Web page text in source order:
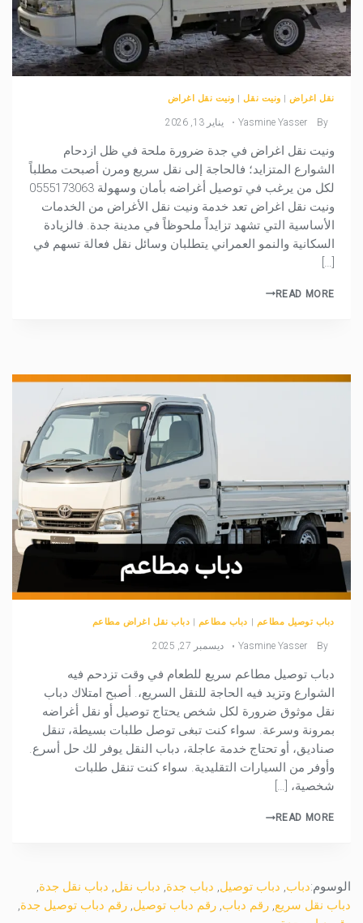
نقل اغراض| ونيت نقل| ونيت نقل اغراض
By
Yasmine Yasser يناير 13, 2026
ونيت نقل اغراض في جدة ضرورة ملحة في ظل ازدحام
الشوارع المتزايد؛ فالحاجة إلى نقل سريع ومرن أصبحت مطلباً
لكل من يرغب في توصيل أغراضه بأمان وسهولة 0555173063
ونيت نقل اغراض تعد خدمة ونيت نقل الأغراض من الخدمات
الأساسية التي تشهد تزايداً ملحوظاً في مدينة جدة. فالزيادة
السكانية والنمو العمراني يتطلبان وسائل نقل فعالة تسهم في
[…]
READ MORE
دباب توصيل مطاعم دباب مطاعم دباب نقل اغراض مطاعم
By
Yasmine Yasser ديسمبر 27, 2025
دباب توصيل مطاعم سريع للطعام في وقت تزدحم فيه
الشوارع وتزيد فيه الحاجة للنقل السريع،. أصبح امتلاك دباب
نقل موثوق ضرورة لكل شخص يحتاج توصيل أو نقل أغراضه
بمرونة وسرعة. سواء كنت تبغى توصل طلبات بسيطة، تنقل
صناديق، أو تحتاج خدمة عاجلة، دباب النقل يوفر لك حل أسرع.
وأوفر من السيارات التقليدية. سواء كنت تنقل طلبات
شخصية، […]
READ MORE
الوسوم:دباب, دباب توصيل, دباب جدة, دباب نقل, دباب نقل جدة,
دباب نقل سريع, رقم دباب, رقم دباب توصيل, رقم دباب توصيل جدة,